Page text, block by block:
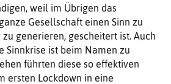
weil im Übrigen das
Gesellschaft einen Sinn zu
generieren, gescheitert ist. Auch
Sinnkrise ist beim Namen zu
führten diese so effektiven
ersten Lockdown in eine